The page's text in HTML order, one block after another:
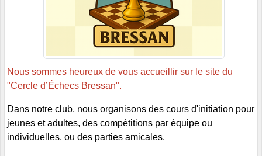
Nous sommes heureux de vous accueillir sur le site du
"Cercle d’Échecs Bressan".
Dans notre club, nous organisons des cours d'initiation pour
jeunes et adultes, des compétitions par équipe ou
individuelles, ou des parties amicales.